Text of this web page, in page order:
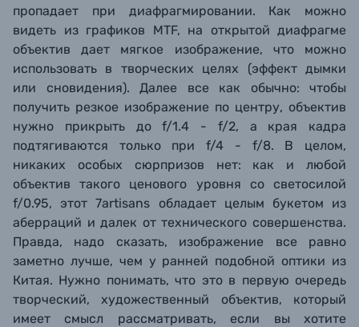
пропадает при диафрагмировании. Как можно
видеть из графиков MTF, на открытой диафрагме
объектив дает мягкое изображение, что можно
использовать в творческих целях (эффект дымки
или сновидения). Далее все как обычно: чтобы
получить резкое изображение по центру, объектив
нужно прикрыть до f/1.4 - f/2, а края кадра
подтягиваются только при f/4 - f/8. В целом,
никаких особых сюрпризов нет: как и любой
объектив такого ценового уровня со светосилой
f/0.95, этот 7artisans обладает целым букетом из
аберраций и далек от технического совершенства.
Правда, надо сказать, изображение все равно
заметно лучше, чем у ранней подобной оптики из
Китая. Нужно понимать, что это в первую очередь
творческий, художественный объектив, который
имеет смысл рассматривать, если вы хотите